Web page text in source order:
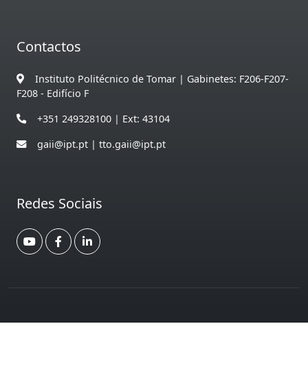
Contactos
Instituto Politécnico de Tomar | Gabinetes: F206-F207-
F208 - Edifício F
+351 249328100 | Ext: 43104
gaii@ipt.pt | tto.gaii@ipt.pt
Redes Sociais